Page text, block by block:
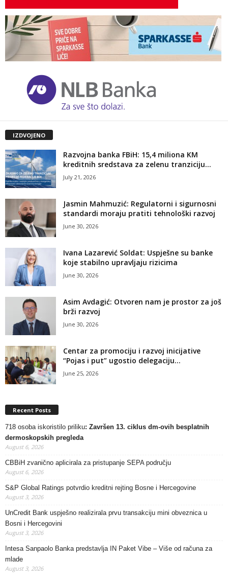
IZDVOJENO
Razvojna banka FBiH: 15,4 miliona KM
kreditnih sredstava za zelenu tranziciju...
July 21, 2026
Jasmin Mahmuzić: Regulatorni i sigurnosni
standardi moraju pratiti tehnološki razvoj
June 30, 2026
Ivana Lazarević Soldat: Uspješne su banke
koje stabilno upravljaju rizicima
June 30, 2026
Asim Avdagić: Otvoren nam je prostor za još
brži razvoj
June 30, 2026
Centar za promociju i razvoj inicijative
“Pojas i put” ugostio delegaciju...
June 25, 2026
Recent Posts
718 osoba iskoristilo priliku: Završen 13. ciklus dm-ovih besplatnih
dermoskopskih pregleda
August 6, 2026
CBBiH zvanično aplicirala za pristupanje SEPA području
August 6, 2026
S&P Global Ratings potvrdio kreditni rejting Bosne i Hercegovine
August 3, 2026
UnCredit Bank uspješno realizirala prvu transakciju mini obveznica u
Bosni i Hercegovini
August 3, 2026
Intesa Sanpaolo Banka predstavlja IN Paket Vibe – Više od računa za
mlade
August 3, 2026